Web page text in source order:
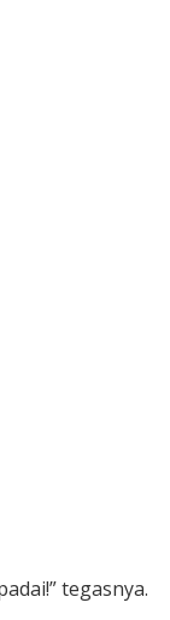
tegasnya.